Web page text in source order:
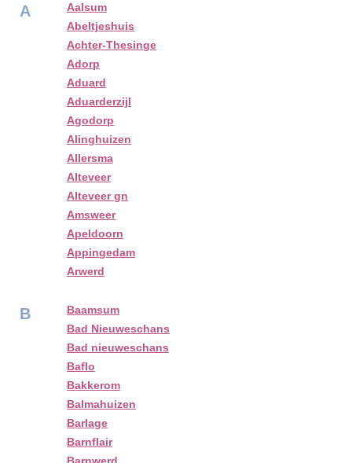
A
Aalsum
Abeltjeshuis
Achter-Thesinge
Adorp
Aduard
Aduarderzijl
Agodorp
Alinghuizen
Allersma
Alteveer
Alteveer gn
Amsweer
Apeldoorn
Appingedam
Arwerd
B
Baamsum
Bad Nieuweschans
Bad nieuweschans
Baflo
Bakkerom
Balmahuizen
Barlage
Barnflair